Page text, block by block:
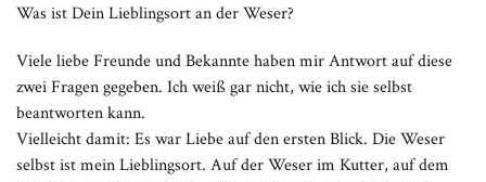
Was ist Dein Lieblingsort an der Weser?
Viele liebe Freunde und Bekannte haben mir Antwort auf diese
zwei Fragen gegeben. Ich weiß gar nicht, wie ich sie selbst
beantworten kann.
Vielleicht damit: Es war Liebe auf den ersten Blick. Die Weser
selbst ist mein Lieblingsort. Auf der Weser im Kutter, auf dem